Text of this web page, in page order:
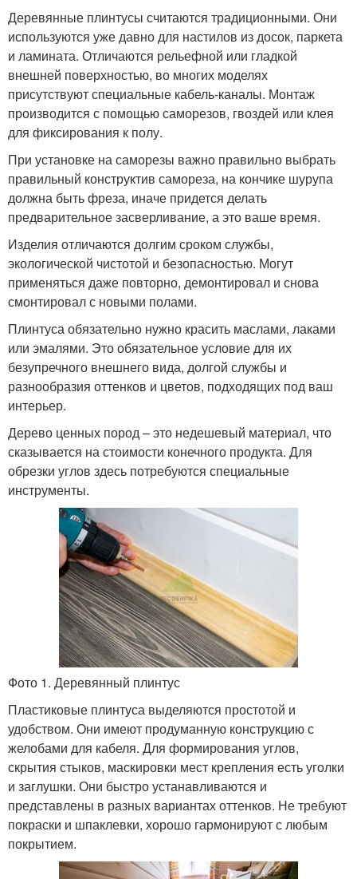
Деревянные плинтусы считаются традиционными. Они
используются уже давно для настилов из досок, паркета
и ламината. Отличаются рельефной или гладкой
внешней поверхностью, во многих моделях
присутствуют специальные кабель-каналы. Монтаж
производится с помощью саморезов, гвоздей или клея
для фиксирования к полу.
При установке на саморезы важно правильно выбрать
правильный конструктив самореза, на кончике шурупа
должна быть фреза, иначе придется делать
предварительное засверливание, а это ваше время.
Изделия отличаются долгим сроком службы,
экологической чистотой и безопасностью. Могут
применяться даже повторно, демонтировал и снова
смонтировал с новыми полами.
Плинтуса обязательно нужно красить маслами, лаками
или эмалями. Это обязательное условие для их
безупречного внешнего вида, долгой службы и
разнообразия оттенков и цветов, подходящих под ваш
интерьер.
Дерево ценных пород – это недешевый материал, что
сказывается на стоимости конечного продукта. Для
обрезки углов здесь потребуются специальные
инструменты.
Фото 1. Деревянный плинтус
Пластиковые плинтуса выделяются простотой и
удобством. Они имеют продуманную конструкцию с
желобами для кабеля. Для формирования углов,
скрытия стыков, маскировки мест крепления есть уголки
и заглушки. Они быстро устанавливаются и
представлены в разных вариантах оттенков. Не требуют
покраски и шпаклевки, хорошо гармонируют с любым
покрытием.